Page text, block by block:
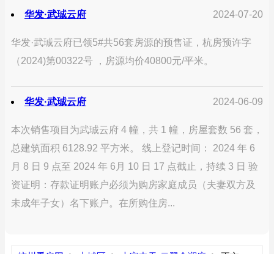
华发·武珹云府 2024-07-20
华发·武珹云府已领5#共56套房源的预售证，杭房预许字
（2024)第00322号 ，房源均价40800元/平米。
华发·武珹云府 2024-06-09
本次销售项目为武珹云府 4 幢，共 1 幢，房屋套数 56 套，
总建筑面积 6128.92 平方米。 线上登记时间： 2024 年 6
月 8 日 9 点至 2024 年 6月 10 日 17 点截止，持续 3 日 验
资证明：存款证明账户必须为购房家庭成员（夫妻双方及
未成年子女）名下账户。在所购住房...